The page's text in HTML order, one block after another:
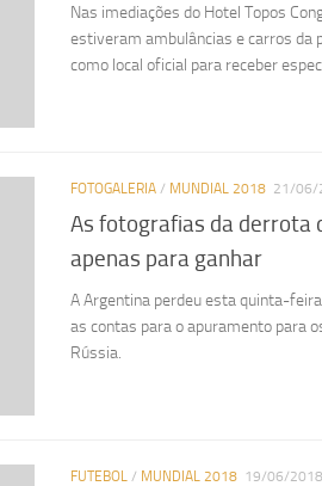
Nas imediações do Hotel Topos
estiveram ambulâncias e carros da
como local oficial para receber
FOTOGALERIA / MUNDIAL 2018 21/06/
As fotografias da derrota
apenas para ganhar
A Argentina perdeu esta quinta-
as contas para o apuramento para
Rússia.
FUTEBOL / MUNDIAL 2018 19/06/2018